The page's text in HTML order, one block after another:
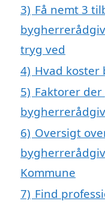
3) Få nemt 3
tryg ved
4) Hvad koster
5) Faktorer
6) Oversigt
Kommune
7) Find